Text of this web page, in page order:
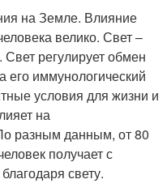
на Земле. Влияние
велико. Свет –
регулирует обмен
его иммунологический
условия для жизни и
на
разным данным, от 80
получает с
свету.